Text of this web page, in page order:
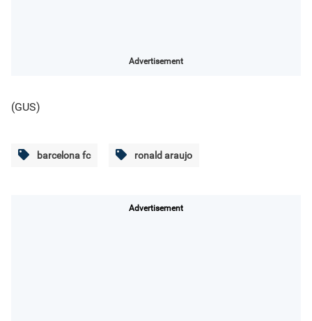
Advertisement
(GUS)
barcelona fc ronald araujo
Advertisement